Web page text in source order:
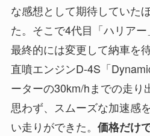
な感想として期待していた
た。そこで4代目「ハリア
最終的には変更して納車を
直噴エンジンD-4S「
ーターの30km/hまでの走り
思わず、スムーズな加速感
い走りができた。 価格だけ